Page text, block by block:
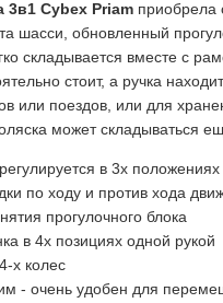
3в1 Cybex Priamприобрела
шасси, обновленный
складывается вместе с
стоит, а ручка
или поездов, или для
может складываться
в 3х положениях
по ходу и против хода
прогулочного блока
в 4х позициях одной рукой
х колес
- очень удобен для